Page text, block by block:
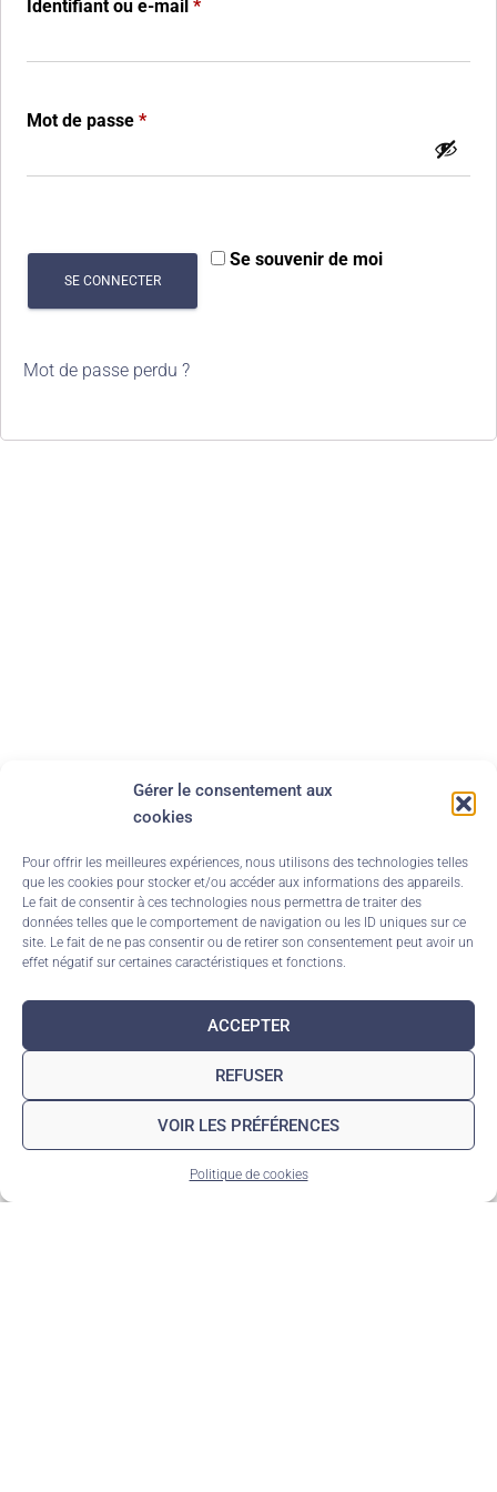
Gérer le consentement aux
cookies
Pour offrir les meilleures expériences, nous utilisons des technologies telles
que les cookies pour stocker et/ou accéder aux informations des appareils.
Le fait de consentir à ces technologies nous permettra de traiter des
données telles que le comportement de navigation ou les ID uniques sur ce
site. Le fait de ne pas consentir ou de retirer son consentement peut avoir un
effet négatif sur certaines caractéristiques et fonctions.
ACCEPTER
REFUSER
VOIR LES PRÉFÉRENCES
Politique de cookies
Identifiant ou e-mail *
Mot de passe *
Se souvenir de moi
SE CONNECTER
Mot de passe perdu ?